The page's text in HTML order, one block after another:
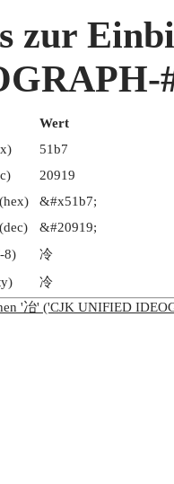
zur
Wert
51b7
20919
&#x51b7;
&#20919;
8)
冷
冷
'冶' ('CJK UNIFIED